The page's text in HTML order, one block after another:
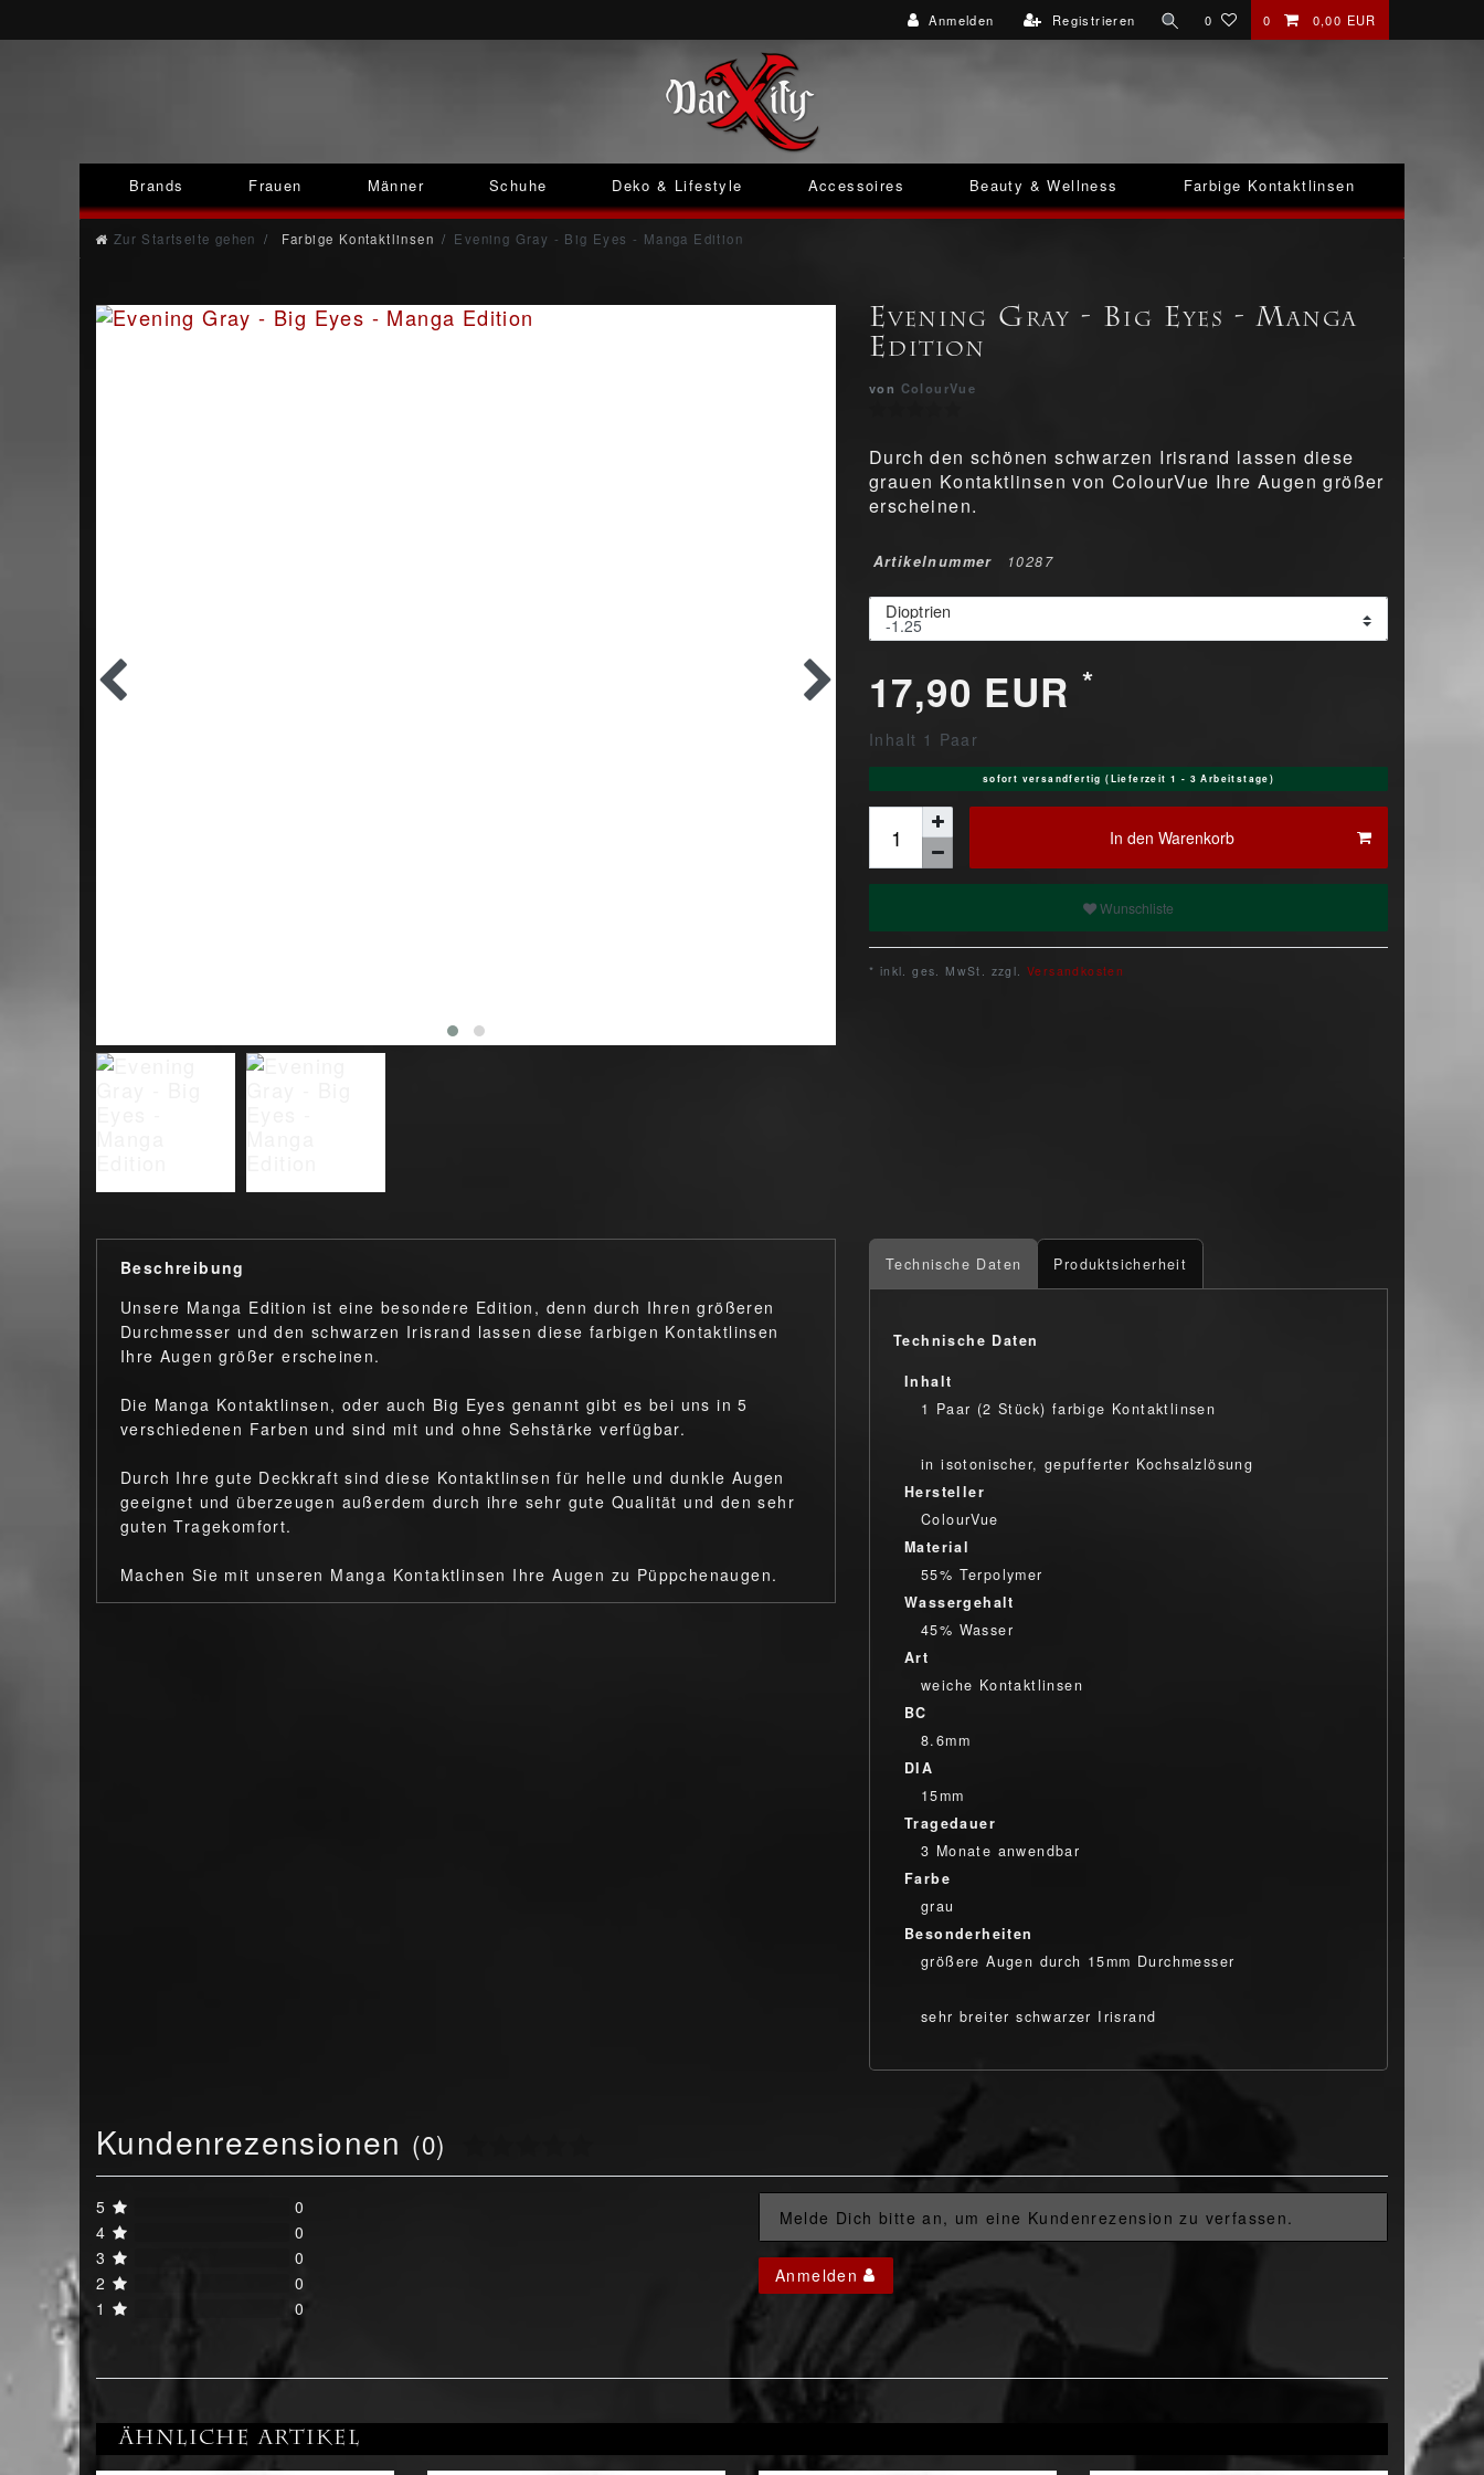
Anmelden Registrieren 0 0 0,00 EUR
Brands Frauen Männer Schuhe Deko & Lifestyle Accessoires Beauty & Wellness Farbige Kontaktlinsen
Zur Startseite gehen Farbige Kontaktlinsen Evening Gray - Big Eyes - Manga Edition
Evening Gray - Big Eyes - Manga
Edition
von ColourVue
Durch den schönen schwarzen Irisrand lassen diese
grauen Kontaktlinsen von ColourVue Ihre Augen größer
erscheinen.
Artikelnummer 10287
Dioptrien
17,90 EUR *
Inhalt 1 Paar
sofort versandfertig (Lieferzeit 1 - 3 Arbeitstage)
In den Warenkorb
Wunschliste
* inkl. ges. MwSt. zzgl. Versandkosten
Beschreibung
Unsere Manga Edition ist eine besondere Edition, denn durch Ihren größeren
Durchmesser und den schwarzen Irisrand lassen diese farbigen Kontaktlinsen
Ihre Augen größer erscheinen.
Die Manga Kontaktlinsen, oder auch Big Eyes genannt gibt es bei uns in 5
verschiedenen Farben und sind mit und ohne Sehstärke verfügbar.
Durch Ihre gute Deckkraft sind diese Kontaktlinsen für helle und dunkle Augen
geeignet und überzeugen außerdem durch ihre sehr gute Qualität und den sehr
guten Tragekomfort.
Machen Sie mit unseren Manga Kontaktlinsen Ihre Augen zu Püppchenaugen.
Technische Daten Produktsicherheit
Technische Daten
Inhalt
1 Paar (2 Stück) farbige Kontaktlinsen
in isotonischer, gepufferter Kochsalzlösung
Hersteller
ColourVue
Material
55% Terpolymer
Wassergehalt
45% Wasser
Art
weiche Kontaktlinsen
BC
8.6mm
DIA
15mm
Tragedauer
3 Monate anwendbar
Farbe
grau
Besonderheiten
größere Augen durch 15mm Durchmesser
sehr breiter schwarzer Irisrand
Kundenrezensionen (0)
5
0
4
0
3
0
2
0
1
0
Melde Dich bitte an, um eine Kundenrezension zu verfassen.
Anmelden
Ähnliche Artikel